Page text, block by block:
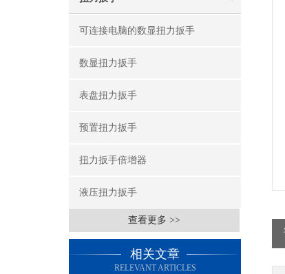
可连接电脑的数显扭力扳手
数显扭力扳手
表盘扭力扳手
预置扭力扳手
扭力扳手倍增器
液压扭力扳手
查看更多 >>
相关文章
RELEVANT ARTICLES